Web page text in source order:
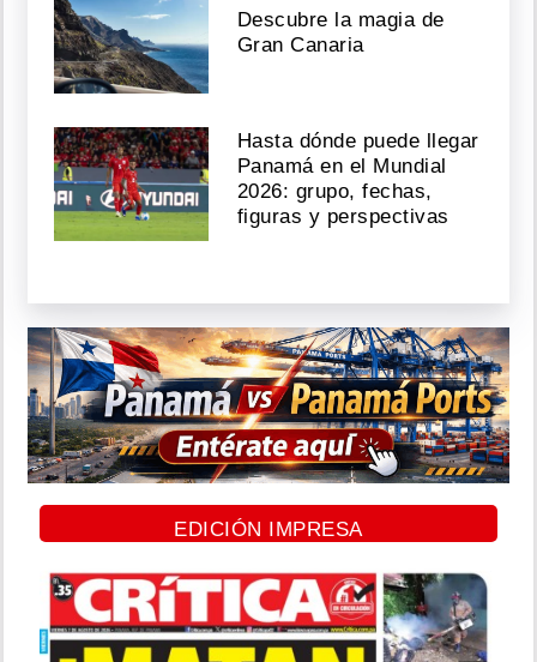
Descubre la magia de
Gran Canaria
Hasta dónde puede llegar
Panamá en el Mundial
2026: grupo, fechas,
figuras y perspectivas
EDICIÓN IMPRESA